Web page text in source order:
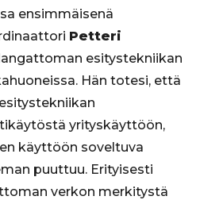
ensimmäisenä
Petteri
esitystekniikan
Hän totesi, että
yrityskäyttöön,
käyttöön soveltuva
puuttuu. Erityisesti
verkon merkitystä